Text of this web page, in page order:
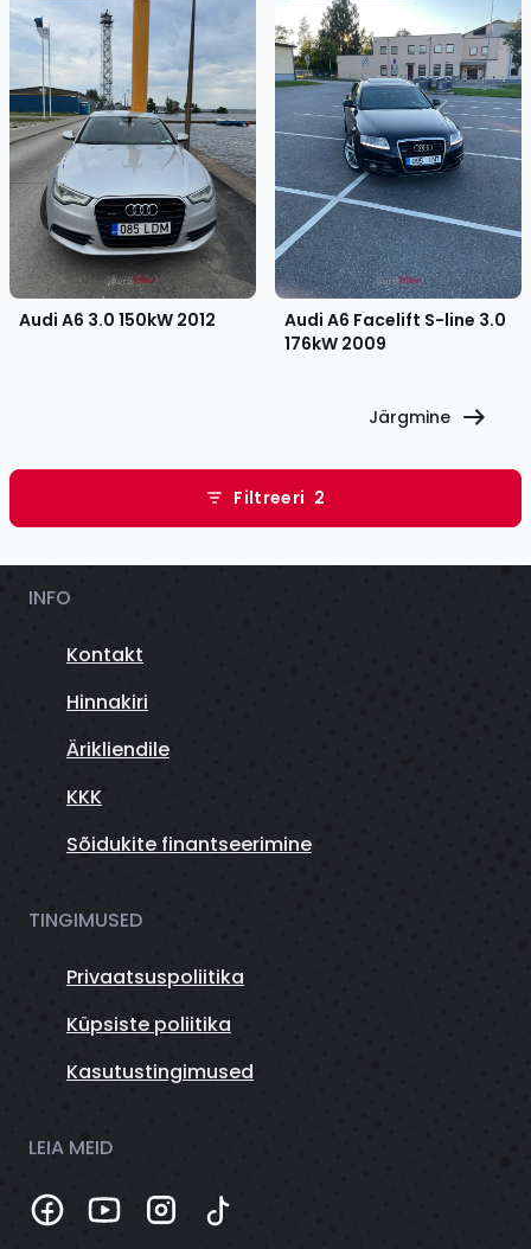
Audi A6 3.0 150kW 2012
Audi A6 Facelift S-line 3.0
176kW 2009
Järgmine
Filtreeri 2
INFO
Kontakt
Hinnakiri
Ärikliendile
KKK
Sõidukite finantseerimine
TINGIMUSED
Privaatsuspoliitika
Küpsiste poliitika
Kasutustingimused
LEIA MEID